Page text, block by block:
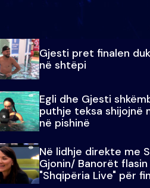
Gjesti pret finalen
në shtëpi
Egli dhe Gjesti
puthje teksa shijojnë
në pishinë
Në lidhje direkte me
Gjonin/ Banorët flasin
"Shqipëria Live" për